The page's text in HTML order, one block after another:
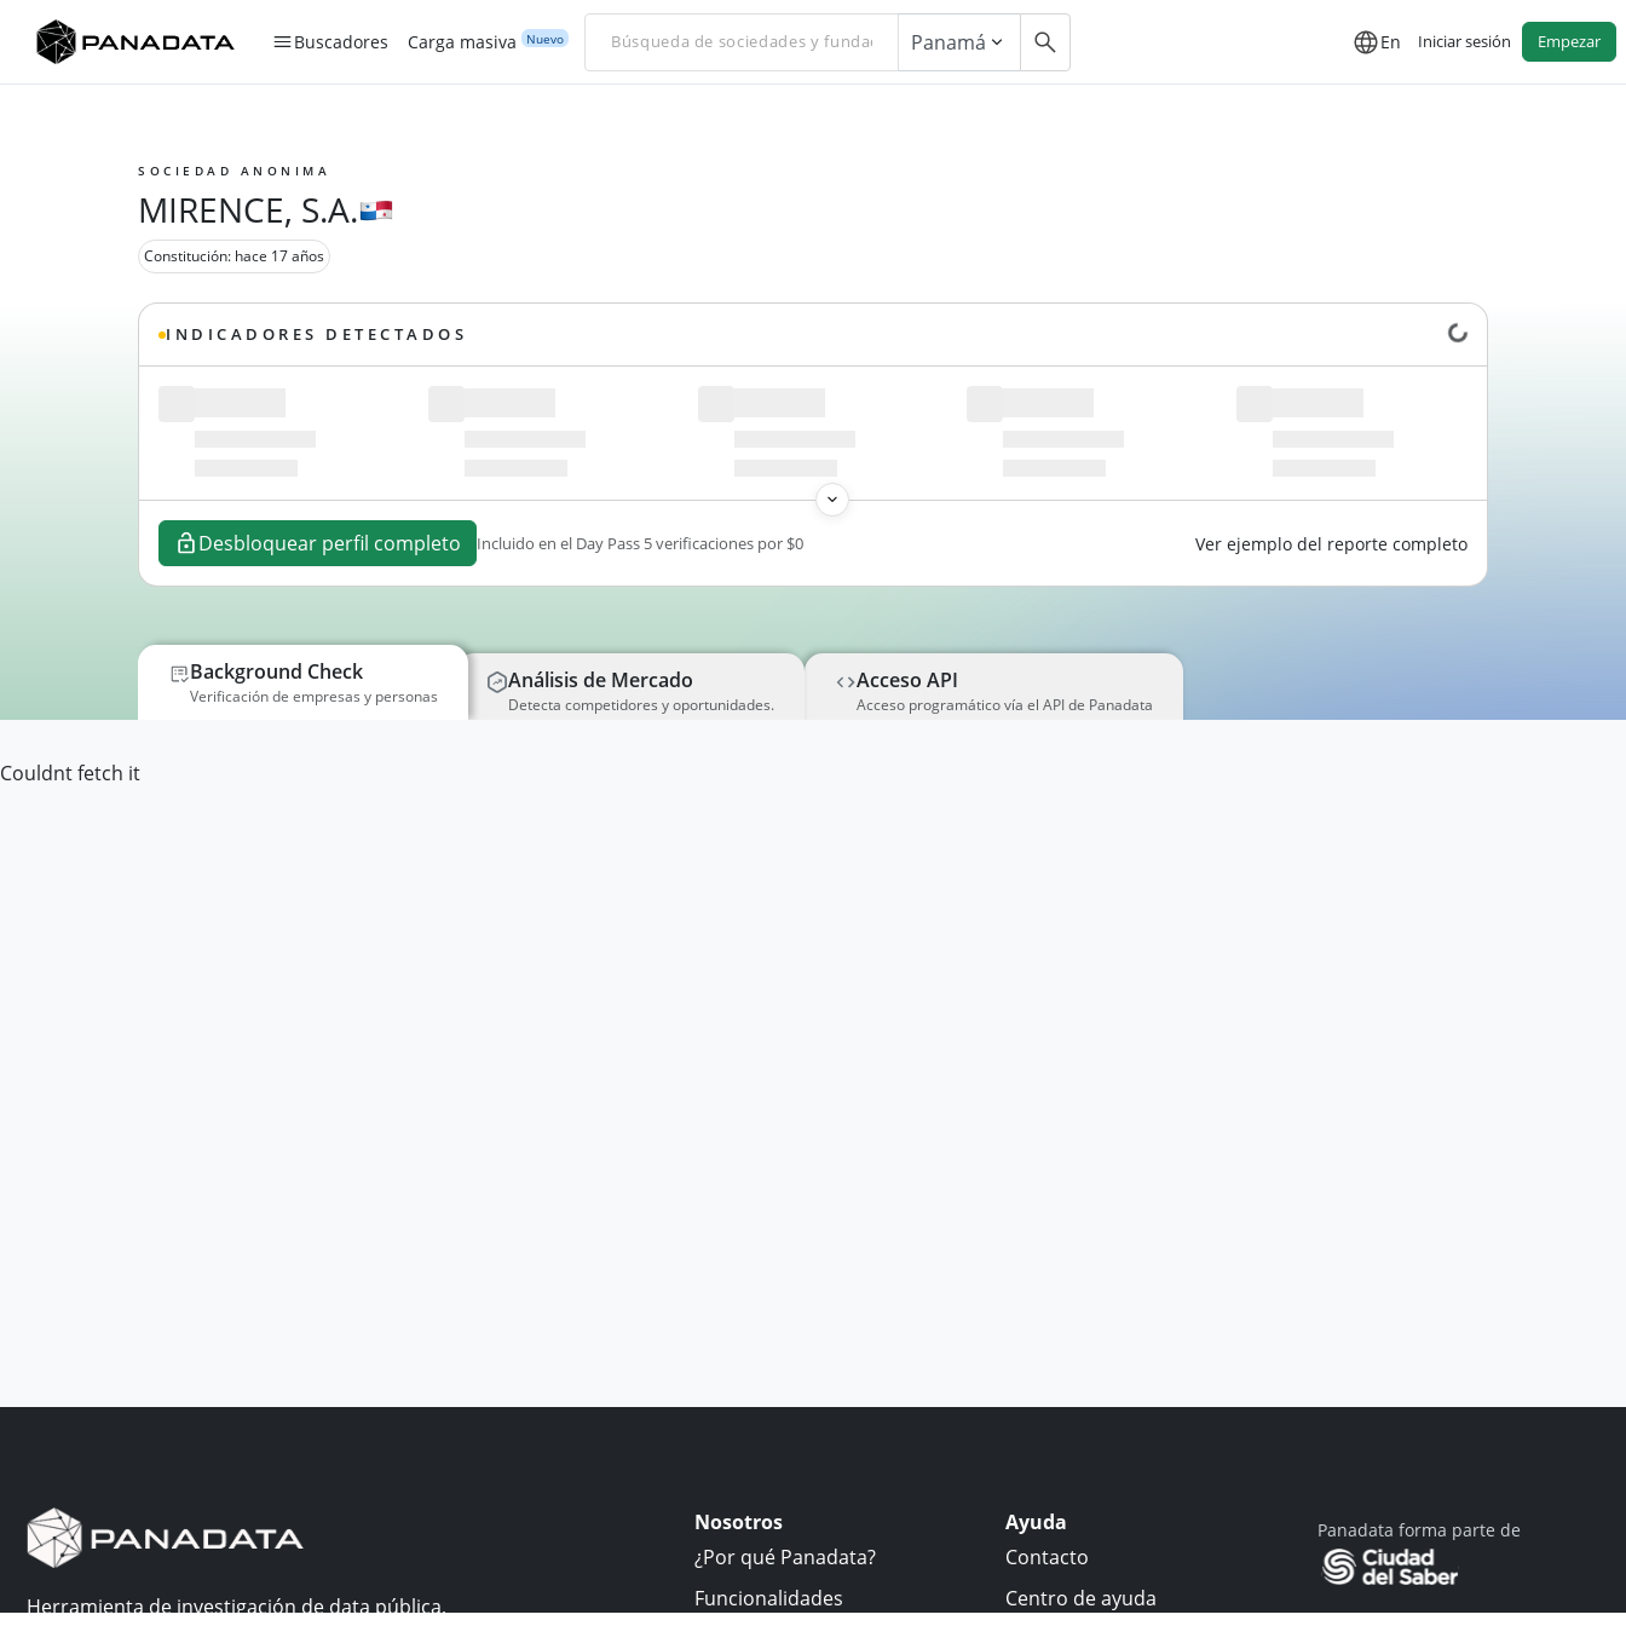
Buscadores Carga masiva Nuevo Panamá En Iniciar sesión Empezar
SOCIEDAD ANONIMA
MIRENCE, S.A.
Constitución: hace 17 años
INDICADORES DETECTADOS Cargando datos...
Desbloquear perfil completo Incluido en el Day Pass 5 verificaciones por $0 Ver ejemplo del reporte completo
Background Check
Verificación de empresas y personas
Análisis de Mercado
Detecta competidores y oportunidades.
Acceso API
Acceso programático vía el API de Panadata
Couldnt fetch it
Herramienta de investigación de data pública,
Nosotros
¿Por qué Panadata?
Funcionalidades
Ayuda
Contacto
Centro de ayuda
Panadata forma parte de